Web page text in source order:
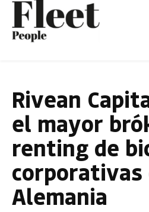
Rivean
el mayor
renting de
corporativas
Alemania